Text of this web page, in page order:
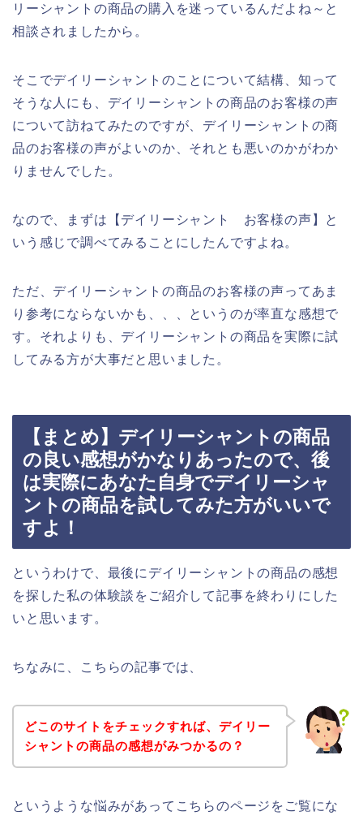
リーシャントの商品の購入を迷っているんだよね～と
相談されましたから。
そこでデイリーシャントのことについて結構、知って
そうな人にも、デイリーシャントの商品のお客様の声
について訪ねてみたのですが、デイリーシャントの商
品のお客様の声がよいのか、それとも悪いのかがわか
りませんでした。
なので、まずは【デイリーシャント お客様の声】と
いう感じで調べてみることにしたんですよね。
ただ、デイリーシャントの商品のお客様の声ってあま
り参考にならないかも、、、というのが率直な感想で
す。それよりも、デイリーシャントの商品を実際に試
してみる方が大事だと思いました。
【まとめ】デイリーシャントの商品
の良い感想がかなりあったので、後
は実際にあなた自身でデイリーシャ
ントの商品を試してみた方がいいで
すよ！
というわけで、最後にデイリーシャントの商品の感想
を探した私の体験談をご紹介して記事を終わりにした
いと思います。
ちなみに、こちらの記事では、
どこのサイトをチェックすれば、デイリー
シャントの商品の感想がみつかるの？
というような悩みがあってこちらのページをご覧にな